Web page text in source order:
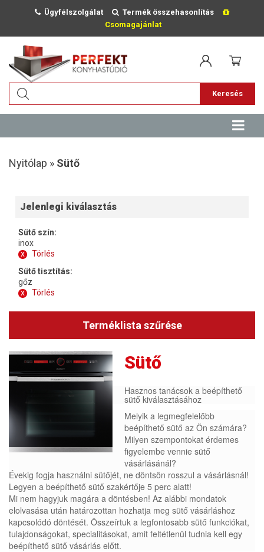
Ügyfélszolgálat
Termék összehasonlítás
Csomagajánlat
Keresés
Nyitólap » Sütő
Jelenlegi kiválasztás
Sütő szín:
inox
x
Törlés
Sütő tisztítás:
gőz
x
Törlés
Terméklista szűrése
Sütő
Hasznos tanácsok a beépíthető
sütő kiválasztásához
Melyik a legmegfelelőbb
beépíthető sütő az Ön számára?
Milyen szempontokat érdemes
figyelembe vennie sütő
vásárlásánál?
Évekig fogja használni sütőjét, ne döntsön rosszul a vásárlásnál!
Legyen a beépíthető sütő szakértője 5 perc alatt!
Mi nem hagyjuk magára a döntésben! Az alábbi mondatok
elolvasása után határozottan hozhatja meg sütő vásárláshoz
kapcsolódó döntését. Összeírtuk a legfontosabb sütő funkciókat,
tulajdonságokat, specialitásokat, amit feltétlenül tudnia kell egy
beépíthető sütő vásárlás előtt.